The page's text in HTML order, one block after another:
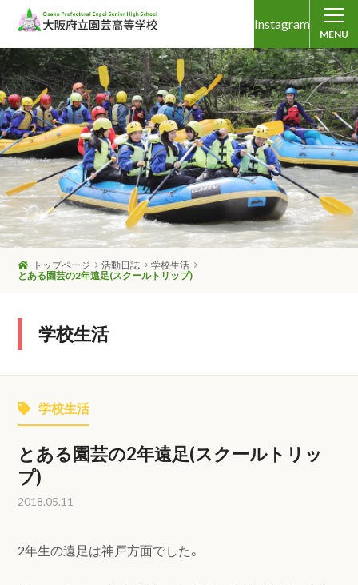
Instagram
MENU
トップページ 活動日誌
学校生活
とある園芸の2年遠足(スクールトリップ)
学校生活
学校生活
とある園芸の2年遠足(スクールトリッ
プ)
2018.05.11
2年生の遠足は神戸方面でした。